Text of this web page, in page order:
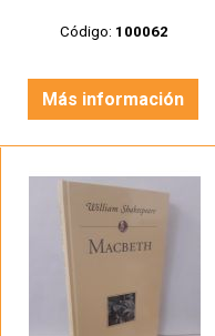
Código: 100062
Más información